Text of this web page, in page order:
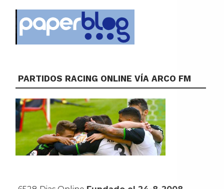
PARTIDOS RACING ONLINE VÍA ARCO FM